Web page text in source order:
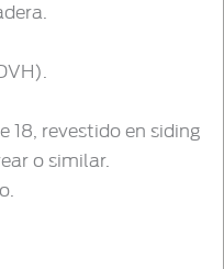
18, revestido en siding
o similar.